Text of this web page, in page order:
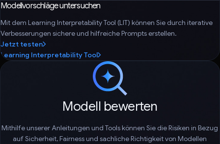
Modellvorschläge untersuchen
Mit dem Learning Interpretability Tool (LIT) können Sie durch iterative
Verbesserungen sichere und hilfreiche Prompts erstellen.
Jetzt testen
Learning Interpretability Tool
Modell bewerten
Mithilfe unserer Anleitungen und Tools können Sie die Risiken in Bezug
auf Sicherheit, Fairness und sachliche Richtigkeit von Modellen